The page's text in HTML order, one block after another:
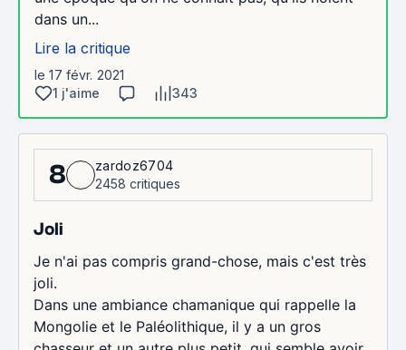
dans un...
Lire la critique
le 17 févr. 2021
1 j'aime
343
8
zardoz6704
2458 critiques
Joli
Je n'ai pas compris grand-chose, mais c'est très
joli.
Dans une ambiance chamanique qui rappelle la
Mongolie et le Paléolithique, il y a un gros